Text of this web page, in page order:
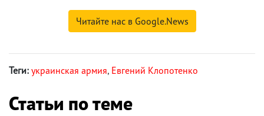
Читайте нас в Google.News
Теги: украинская армия, Евгений Клопотенко
Статьи по теме